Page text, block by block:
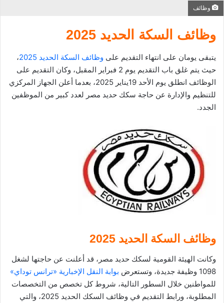
ي
ا
وظائف
وظائف السكة الحديد 2025
يتبقى يومان على انتهاء التقديم على وظائف السكة الحديد 2025
،
حيث يتم غلق باب التقديم يوم 2 فبراير المقبل، وكان التقديم على
الوظائف انطلق يوم الأحد 19يناير 2025، بعدما أعلن الجهاز المركزي
للتنظيم والإدارة عن حاجة سكك حديد مصر لعدد كبير من الموظفين
الجدد.
وظائف السكة الحديد 2025
وكانت الهيئة القومية لسكك حديد مصر، قد أعلنت عن حاجتها لشغل
1098 وظيفة جديدة، وتستعرض
بوابة النقل الإخبارية «ترانس توداي»
للمواطنين خلال السطور التالية، شروط كل تخصص من التخصصات
المطلوبة، ورابط التقديم في وظائف السكك الحديد 2025، والتي